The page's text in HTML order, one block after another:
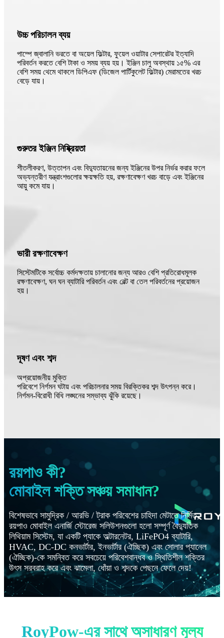
উচ্চ পরিচালন ব্যয়
পাম্পে জ্বালানি ভরতে বা অয়েল ফিল্টার, ফুয়েল ওয়াটার সেপারেটর ইত্যাদি
পরিবর্তন করতে বেশি টাকা ও সময় ব্যয় হয়। ইঞ্জিন চালু অবস্থায় ১৫% এর
বেশি সময় থেমে থাকলে ডিপিএফ (ডিজেল পার্টিকুলেট ফিল্টার) মেরামতের খরচ
বেড়ে যায়।
গুরুতর ইঞ্জিন নিষ্ক্রিয়তা
শীতলীকরণ, উত্তাপন এবং বিদ্যুতায়নের জন্য ইঞ্জিনের উপর নির্ভর করার ফলে
অভ্যন্তরীণ যন্ত্রাংশগুলোর ক্ষয়ক্ষতি হয়, রক্ষণাবেক্ষণ খরচ বাড়ে এবং ইঞ্জিনের
আয়ু কমে যায়।
ভারী রক্ষণাবেক্ষণ
সিস্টেমটিকে সর্বোচ্চ কর্মদক্ষতায় চালানোর জন্য আরও বেশি প্রতিরোধমূলক
রক্ষণাবেক্ষণ, ঘন ঘন ব্যাটারি পরিবর্তন এবং বেল্ট বা তেল পরিবর্তনের প্রয়োজন
হয়।
দূষণ এবং শব্দ
অপ্রয়োজনীয় মুক্তি
পরিবেশে নির্গমন ঘটায় এবং পরিচালনার সময় বিরক্তিকর শব্দ উৎপন্ন করে।
নির্গমন-বিরোধী বিধি লঙ্ঘনের সম্ভাব্য ঝুঁকি রয়েছে।
রয়পাও কী?
মোবাইল শক্তি সঞ্চয় সমাধান?
বিশেষভাবে সামুদ্রিক / আরভি / ট্রাক পরিবেশের চাহিদা মেটাতে নির্মিত,
রয়পাও মোবাইল এনার্জি স্টোরেজ সলিউশনগুলো হলো সম্পূর্ণ বৈদ্যুতিক
লিথিয়াম সিস্টেম, যা একটি প্যাকে অল্টারনেটর, LiFePO4 ব্যাটারি,
HVAC, DC-DC কনভার্টার, ইনভার্টার (ঐচ্ছিক) এবং সোলার প্যানেল
(ঐচ্ছিক)-কে সমন্বিত করে সবচেয়ে পরিবেশবান্ধব ও স্থিতিশীল শক্তির
উৎস সরবরাহ করে এবং ঝামেলা, ধোঁয়া ও শব্দকে পেছনে ফেলে দেয়!
RoyPow-এর সাথে অসাধারণ মূল্য